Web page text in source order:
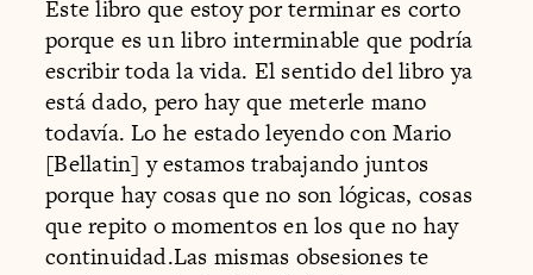
Este libro que estoy por terminar es corto
porque es un libro interminable que podría
escribir toda la vida. El sentido del libro ya
está dado, pero hay que meterle mano
todavía. Lo he estado leyendo con Mario
[Bellatin] y estamos trabajando juntos
porque hay cosas que no son lógicas, cosas
que repito o momentos en los que no hay
continuidad.Las mismas obsesiones te